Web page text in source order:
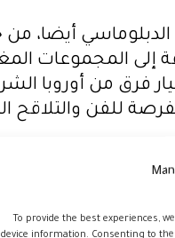
To provide the best experiences,
device information. Consenting to
أيضا،
اختيار فرق من
للفن والتلاقح
الإقليمي،
برنامجا مكثفا
متعددة